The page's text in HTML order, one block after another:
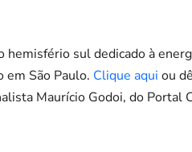
hemisfério sul dedicado à
em São Paulo. Clique aqui ou
Maurício Godoi, do Portal